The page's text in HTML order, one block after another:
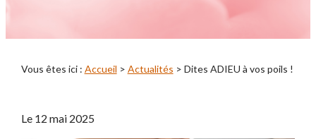
Vous êtes ici : Accueil > Actualités > Dites ADIEU à vos poils !
Le 12 mai 2025